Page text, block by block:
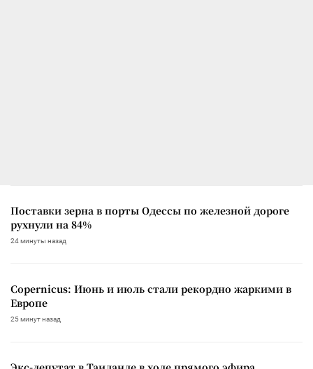
Поставки зерна в порты Одессы по железной дороге
рухнули на 84%
24 минуты назад
Copernicus: Июнь и июль стали рекордно жаркими в
Европе
25 минут назад